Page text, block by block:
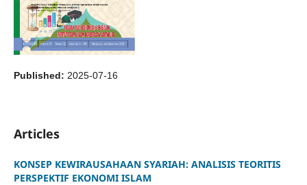
Published: 2025-07-16
Articles
KONSEP KEWIRAUSAHAAN SYARIAH: ANALISIS TEORITIS
PERSPEKTIF EKONOMI ISLAM